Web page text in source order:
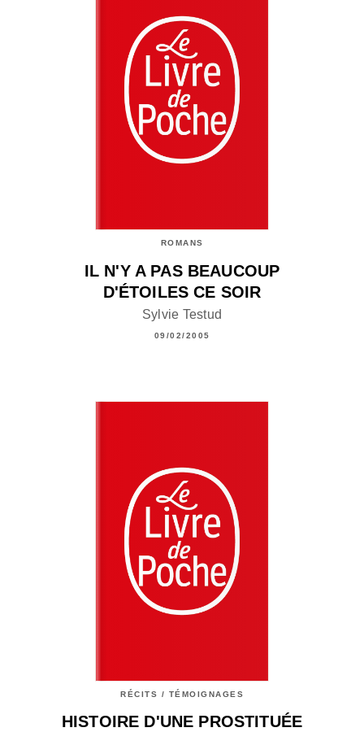
ROMANS
IL N'Y A PAS BEAUCOUP
D'ÉTOILES CE SOIR
Sylvie Testud
09/02/2005
RÉCITS / TÉMOIGNAGES
HISTOIRE D'UNE PROSTITUÉE